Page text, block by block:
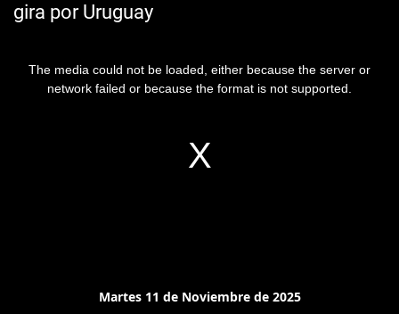
gira por Uruguay
The media could not be loaded, either because the server or
network failed or because the format is not supported.
Martes 11 de Noviembre de 2025